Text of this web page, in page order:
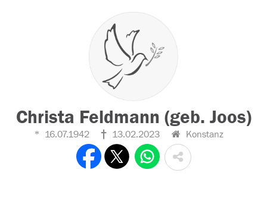
Christa Feldmann (geb. Joos)
16.07.1942 13.02.2023 Konstanz